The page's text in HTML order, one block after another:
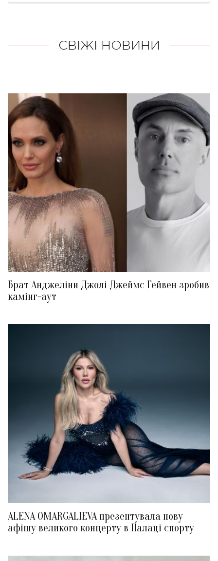
СВІЖІ НОВИНИ
Брат Анджеліни Джолі Джеймс Гейвен зробив
камінг-аут
ALENA OMARGALIEVA презентувала нову
афішу великого концерту в Палаці спорту